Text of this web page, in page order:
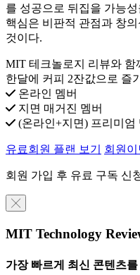
를 성공으로 뒤집을 가능
핵심은 비판적 관점과 창
것이다.
MIT 테크놀로지 리뷰와 함
한달에 커피 2잔값으로 즐
온라인 멤버
지면 매거진 멤버
(온라인+지면) 프리미엄
유료회원 플랜 보기 회원이
회원 가입 후 유료 구독 신
╳
MIT Technology
가장 빠르게 최신 콘텐츠